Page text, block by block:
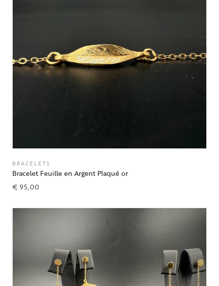
BRACELETS
Bracelet Feuille en Argent Plaqué or
€95,00